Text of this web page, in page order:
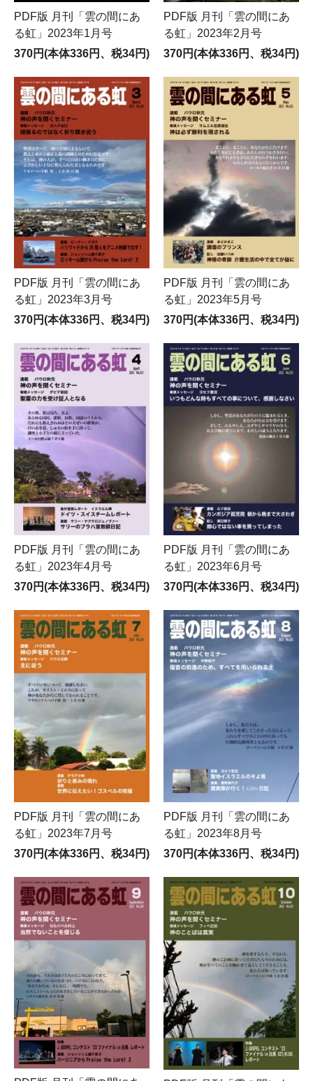
PDF版 月刊「雲の間にあ
る虹」2023年1月号
370円(本体336円、税34円)
PDF版 月刊「雲の間にあ
る虹」2023年2月号
370円(本体336円、税34円)
PDF版 月刊「雲の間にあ
る虹」2023年3月号
370円(本体336円、税34円)
PDF版 月刊「雲の間にあ
る虹」2023年5月号
370円(本体336円、税34円)
PDF版 月刊「雲の間にあ
る虹」2023年4月号
370円(本体336円、税34円)
PDF版 月刊「雲の間にあ
る虹」2023年6月号
370円(本体336円、税34円)
PDF版 月刊「雲の間にあ
る虹」2023年7月号
370円(本体336円、税34円)
PDF版 月刊「雲の間にあ
る虹」2023年8月号
370円(本体336円、税34円)